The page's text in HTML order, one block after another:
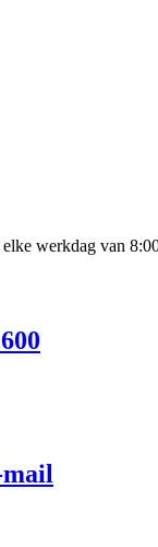
elke werkdag van
mail